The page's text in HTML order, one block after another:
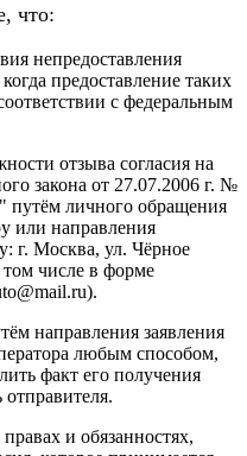
что:
непредоставления
предоставление таких
с федеральным
отзыва согласия на
закона от 27.07.2006 г. №
личного обращения
или направления
г. Москва, ул. Чёрное
числе в форме
направления заявления
любым способом,
факт его получения
отправителя.
и обязанностях,